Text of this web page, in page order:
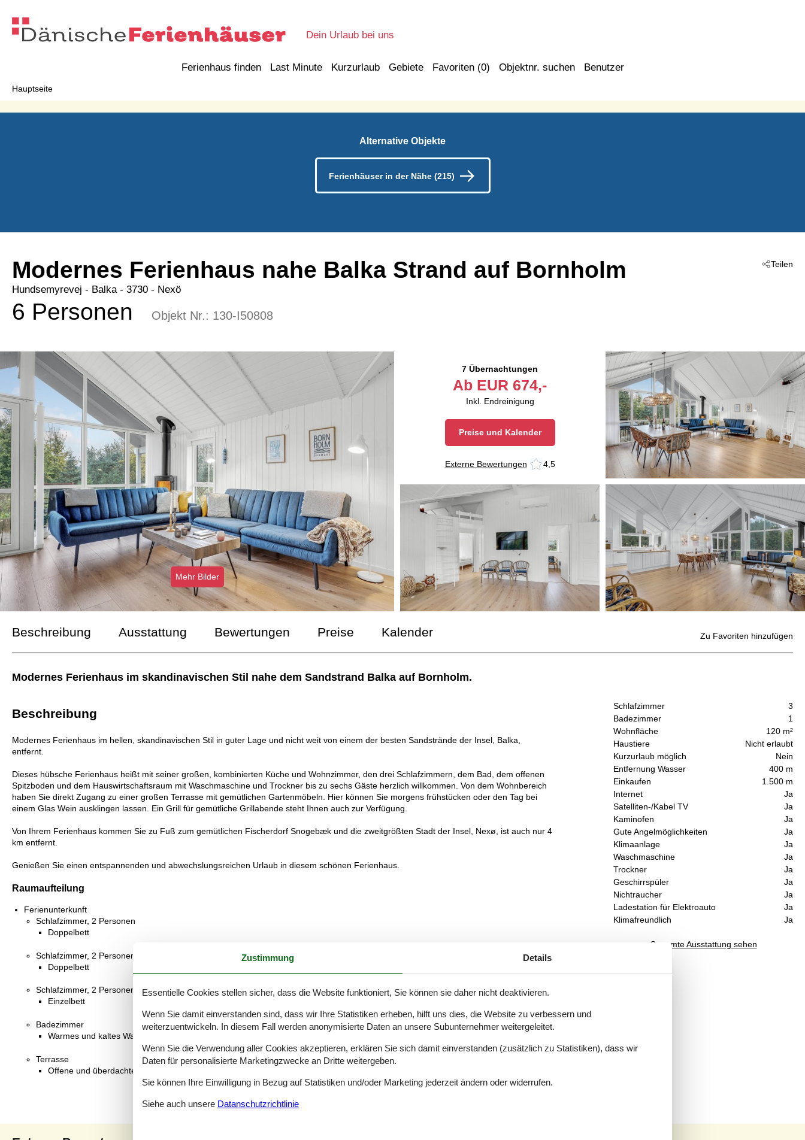
Dein Urlaub bei uns
Ferienhaus finden Last Minute Kurzurlaub Gebiete Favoriten (0) Objektnr. suchen Benutzer
Hauptseite
Alternative Objekte
Ferienhäuser in der Nähe (215)
Teilen
Modernes Ferienhaus nahe Balka Strand auf Bornholm
Hundsemyrevej - Balka - 3730 - Nexö
6 Personen Objekt Nr.: 130-I50808
Mehr Bilder
7 Übernachtungen
Ab EUR 674,-
Inkl. Endreinigung
Preise und Kalender
Externe Bewertungen 4,5
Beschreibung Ausstattung Bewertungen Preise Kalender
Modernes Ferienhaus im skandinavischen Stil nahe dem Sandstrand Balka auf Bornholm.
Schlafzimmer
3
Badezimmer
1
Wohnfläche
120 m²
Haustiere
Nicht erlaubt
Kurzurlaub möglich
Nein
Entfernung Wasser
400 m
Einkaufen
1.500 m
Internet
Ja
Satelliten-/Kabel TV
Ja
Kaminofen
Ja
Gute Angelmöglichkeiten
Ja
Klimaanlage
Ja
Waschmaschine
Ja
Trockner
Ja
Geschirrspüler
Ja
Nichtraucher
Ja
Ladestation für Elektroauto
Ja
Klimafreundlich
Ja
Gesamte Ausstattung sehen
Zu Favoriten hinzufügen
Beschreibung
Modernes Ferienhaus im hellen, skandinavischen Stil in guter Lage und nicht weit von einem der besten Sandstrände der Insel, Balka,
entfernt.
Dieses hübsche Ferienhaus heißt mit seiner großen, kombinierten Küche und Wohnzimmer, den drei Schlafzimmern, dem Bad, dem offenen
Spitzboden und dem Hauswirtschaftsraum mit Waschmaschine und Trockner bis zu sechs Gäste herzlich willkommen. Von dem Wohnbereich
haben Sie direkt Zugang zu einer großen Terrasse mit gemütlichen Gartenmöbeln. Hier können Sie morgens frühstücken oder den Tag bei
einem Glas Wein ausklingen lassen. Ein Grill für gemütliche Grillabende steht Ihnen auch zur Verfügung.
Von Ihrem Ferienhaus kommen Sie zu Fuß zum gemütlichen Fischerdorf Snogebæk und die zweitgrößten Stadt der Insel, Nexø, ist auch nur 4
km entfernt.
Genießen Sie einen entspannenden und abwechslungsreichen Urlaub in diesem schönen Ferienhaus.
Raumaufteilung
Ferienunterkunft
Schlafzimmer, 2 Personen
Doppelbett
Schlafzimmer, 2 Personen
Doppelbett
Schlafzimmer, 2 Personen
Einzelbett
Badezimmer
Warmes und kaltes Wasser, Dusche
Terrasse
Offene und überdachte Terrasse
Zustimmung Details
Essentielle Cookies stellen sicher, dass die Website funktioniert, Sie können sie daher nicht deaktivieren.
Wenn Sie damit einverstanden sind, dass wir Ihre Statistiken erheben, hilft uns dies, die Website zu verbessern und
weiterzuentwickeln. In diesem Fall werden anonymisierte Daten an unsere Subunternehmer weitergeleitet.
Wenn Sie die Verwendung aller Cookies akzeptieren, erklären Sie sich damit einverstanden (zusätzlich zu Statistiken), dass wir
Daten für personalisierte Marketingzwecke an Dritte weitergeben.
Sie können Ihre Einwilligung in Bezug auf Statistiken und/oder Marketing jederzeit ändern oder widerrufen.
Siehe auch unsere Datanschutzrichtlinie